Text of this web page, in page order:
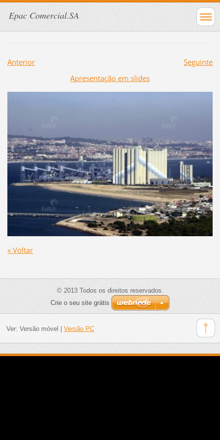
Epac Comercial.SA
Anterior
Seguinte
Apresentação em slides
« Voltar
© 2013 Todos os direitos reservados.
Crie o seu site grátis
Ver: Versão móvel | Versão PC